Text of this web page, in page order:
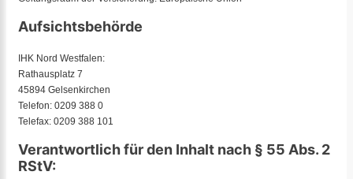
Aufsichtsbehörde
IHK Nord Westfalen:
Rathausplatz 7
45894 Gelsenkirchen
Telefon: 0209 388 0
Telefax: 0209 388 101
Verantwortlich für den Inhalt nach § 55 Abs. 2
RStV: